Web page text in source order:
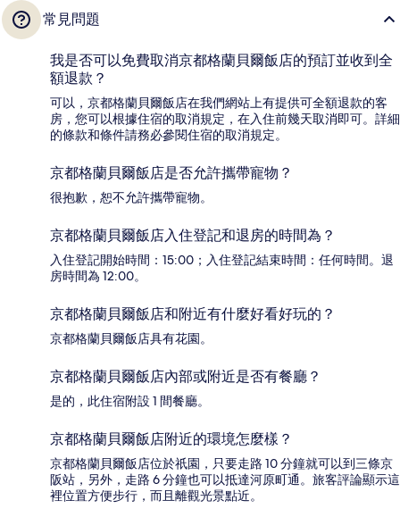
常見問題
我是否可以免費取消京都格蘭貝爾飯店的預訂並收到全
額退款？
可以，京都格蘭貝爾飯店在我們網站上有提供可全額退款的客
房，您可以根據住宿的取消規定，在入住前幾天取消即可。詳細
的條款和條件請務必參閱住宿的取消規定。
京都格蘭貝爾飯店是否允許攜帶寵物？
很抱歉，恕不允許攜帶寵物。
京都格蘭貝爾飯店入住登記和退房的時間為？
入住登記開始時間：15:00；入住登記結束時間：任何時間。退
房時間為 12:00。
京都格蘭貝爾飯店和附近有什麼好看好玩的？
京都格蘭貝爾飯店具有花園。
京都格蘭貝爾飯店內部或附近是否有餐廳？
是的，此住宿附設 1 間餐廳。
京都格蘭貝爾飯店附近的環境怎麼樣？
京都格蘭貝爾飯店位於祇園，只要走路 10 分鐘就可以到三條京
阪站，另外，走路 6 分鐘也可以抵達河原町通。旅客評論顯示這
裡位置方便步行，而且離觀光景點近。